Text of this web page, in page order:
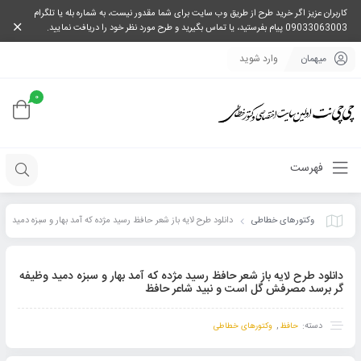
کاربران عزیز اگر خرید طرح از طریق وب سایت برای شما مقدور نیست، به شماره بله یا تلگرام
09033063003 پیام بفرستید، یا تماس بگیرید و طرح مورد نظر خود را دریافت نمایید.
میهمان وارد شوید
0
فهرست
وکتورهای خطاطی دانلود طرح لایه باز شعر حافظ رسید مژده که آمد بهار و سبزه دمید
دانلود طرح لایه باز شعر حافظ رسید مژده که آمد بهار و سبزه دمید وظیفه
گر برسد مصرفش گل است و نبید شاعر حافظ
دسته: حافظ, وکتورهای خطاطی